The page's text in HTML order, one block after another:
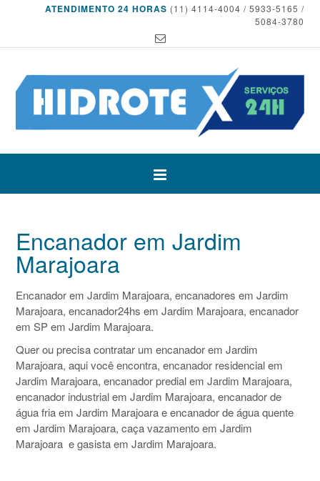
ATENDIMENTO 24 HORAS (11) 4114-4004 / 5933-5165 /
5084-3780
Encanador em Jardim
Marajoara
Encanador em Jardim Marajoara, encanadores em Jardim
Marajoara, encanador24hs em Jardim Marajoara, encanador
em SP em Jardim Marajoara.
Quer ou precisa contratar um encanador em Jardim
Marajoara, aqui você encontra, encanador residencial em
Jardim Marajoara, encanador predial em Jardim Marajoara,
encanador industrial em Jardim Marajoara, encanador de
água fria em Jardim Marajoara e encanador de água quente
em Jardim Marajoara, caça vazamento em Jardim
Marajoara e gasista em Jardim Marajoara.